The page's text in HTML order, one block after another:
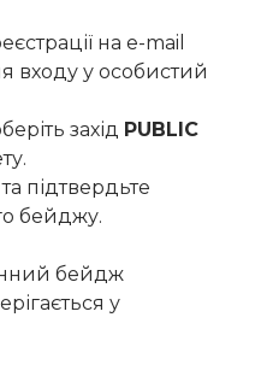
на e-mail
входу у особистий
захід PUBLIC
підтвердьте
бейджу.
бейдж
у